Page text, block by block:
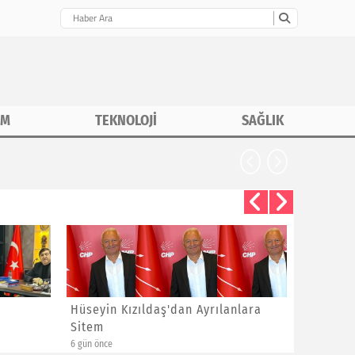
TEKNOLOJİ SAĞLIK
Hüseyin Kızıldaş'dan Ayrılanlara
Sitem
6 gün önce